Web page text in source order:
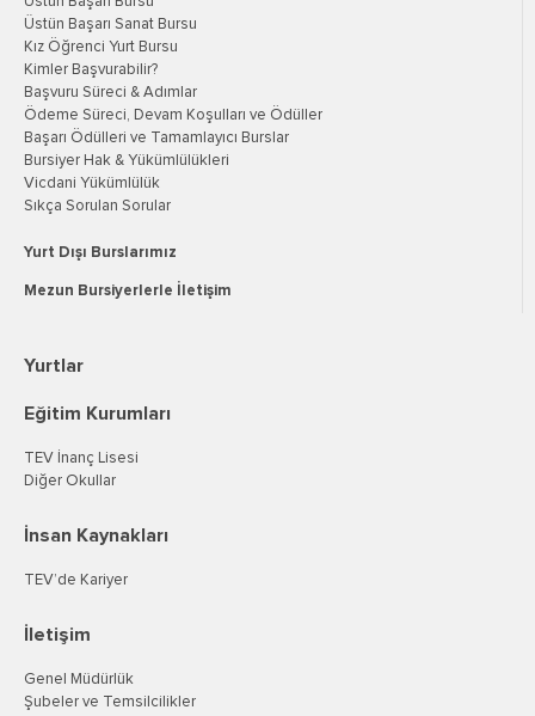
Üstün Başarı Sanat Bursu
Kız Öğrenci Yurt Bursu
Kimler Başvurabilir?
Başvuru Süreci & Adımlar
Ödeme Süreci, Devam Koşulları ve Ödüller
Başarı Ödülleri ve Tamamlayıcı Burslar
Bursiyer Hak & Yükümlülükleri
Vicdani Yükümlülük
Sıkça Sorulan Sorular
Yurt Dışı Burslarımız
Mezun Bursiyerlerle İletişim
Yurtlar
Eğitim Kurumları
TEV İnanç Lisesi
Diğer Okullar
İnsan Kaynakları
TEV’de Kariyer
İletişim
Genel Müdürlük
Şubeler ve Temsilcilikler